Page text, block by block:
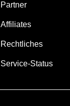
Partner
Affiliates
Rechtliches
Service-Status